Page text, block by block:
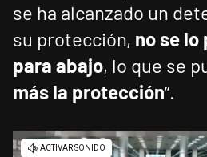
se ha alcanzado un
su protección, no se
para abajo, lo que se
más la protección”.